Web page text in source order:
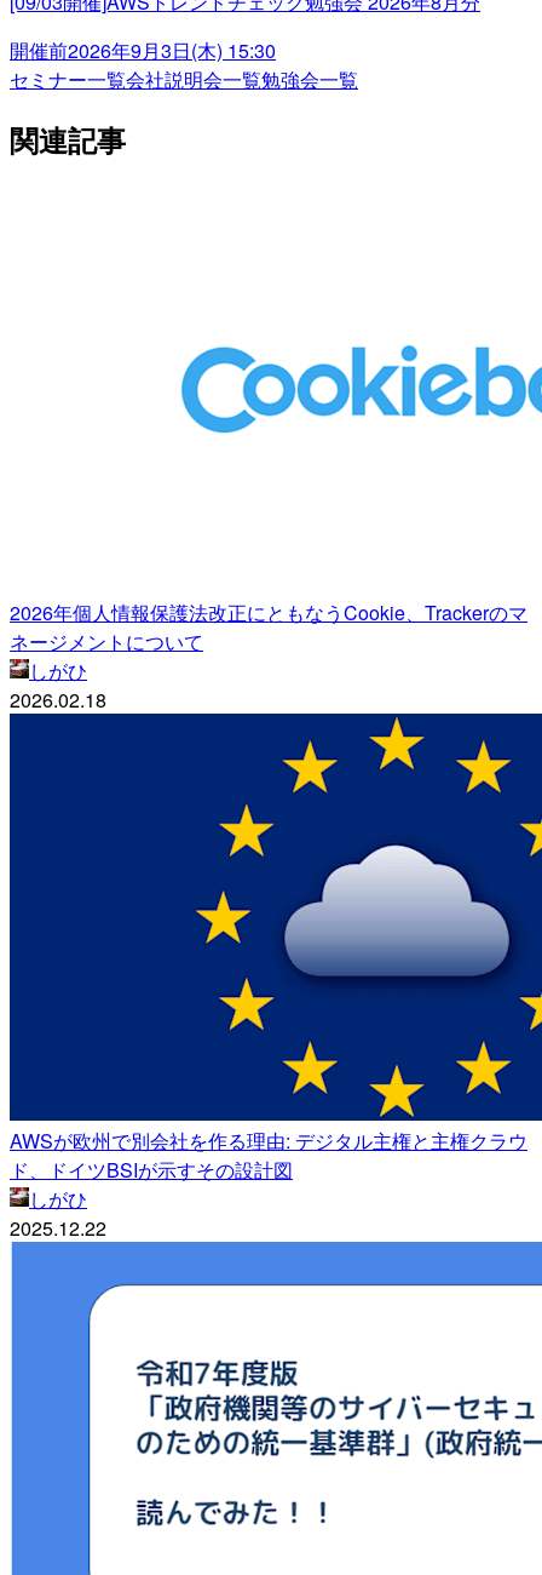
開催前2026年9月3日(木) 15:30
セミナー一覧会社説明会一覧勉強会一覧
関連記事
2026年個人情報保護法改正にともなうCookie、Trackerのマ
ネージメントについて
しがひ
2026.02.18
AWSが欧州で別会社を作る理由: デジタル主権と主権クラウ
ド、ドイツBSIが示すその設計図
しがひ
2025.12.22